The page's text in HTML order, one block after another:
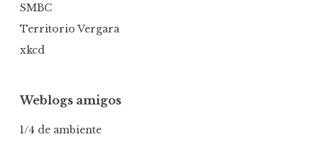
SMBC
Territorio Vergara
xkcd
Weblogs amigos
1/4 de ambiente